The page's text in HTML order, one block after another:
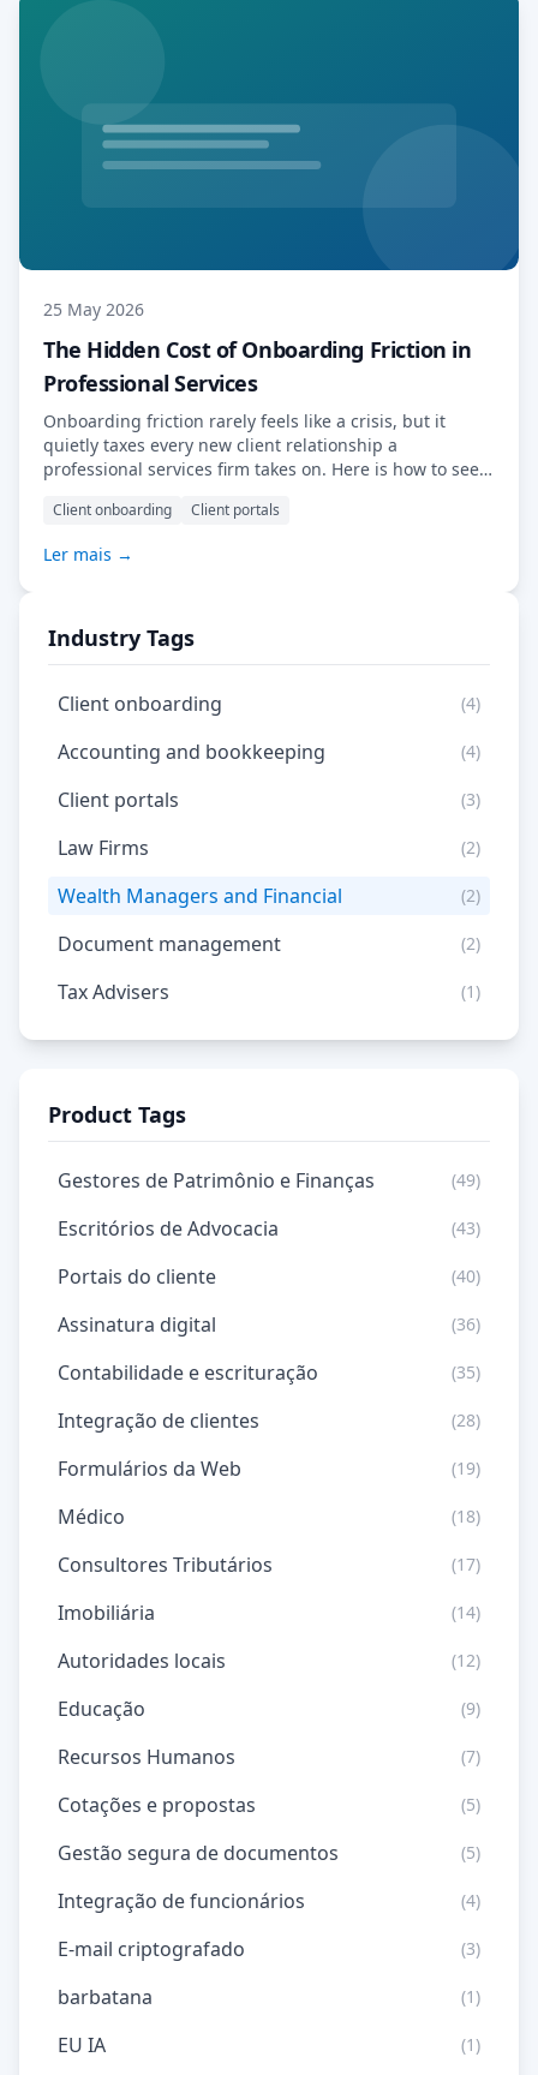
25 May 2026
The Hidden Cost of Onboarding Friction in
Professional Services
Onboarding friction rarely feels like a crisis, but it
quietly taxes every new client relationship a
professional services firm takes on. Here is how to see
Client onboarding Client portals
Ler mais →
Industry Tags
Client onboarding (4)
Accounting and bookkeeping (4)
Client portals (3)
Law Firms (2)
Wealth Managers and Financial (2)
Document management (2)
Tax Advisers (1)
Product Tags
Gestores de Patrimônio e Finanças (49)
Escritórios de Advocacia (43)
Portais do cliente (40)
Assinatura digital (36)
Contabilidade e escrituração (35)
Integração de clientes (28)
Formulários da Web (19)
Médico (18)
Consultores Tributários (17)
Imobiliária (14)
Autoridades locais (12)
Educação (9)
Recursos Humanos (7)
Cotações e propostas (5)
Gestão segura de documentos (5)
Integração de funcionários (4)
E-mail criptografado (3)
barbatana (1)
EU IA (1)